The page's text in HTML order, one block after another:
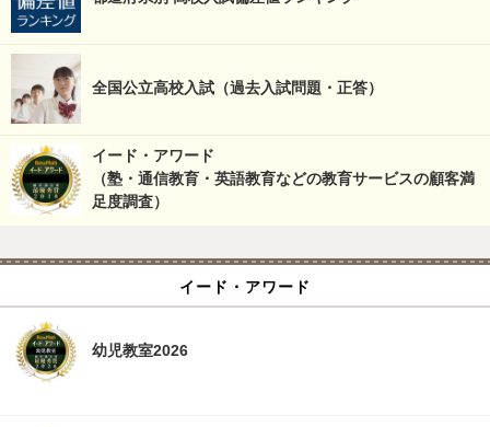
全国公立高校入試（過去入試問題・正答）
イード・アワード
（塾・通信教育・英語教育などの教育サービスの顧客満
足度調査）
イード・アワード
幼児教室2026